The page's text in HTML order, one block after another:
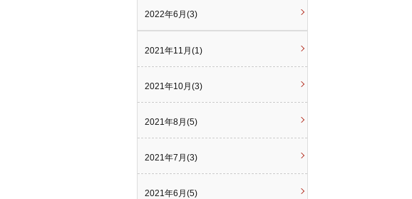
2022年6月(3)
2021年11月(1)
2021年10月(3)
2021年8月(5)
2021年7月(3)
2021年6月(5)